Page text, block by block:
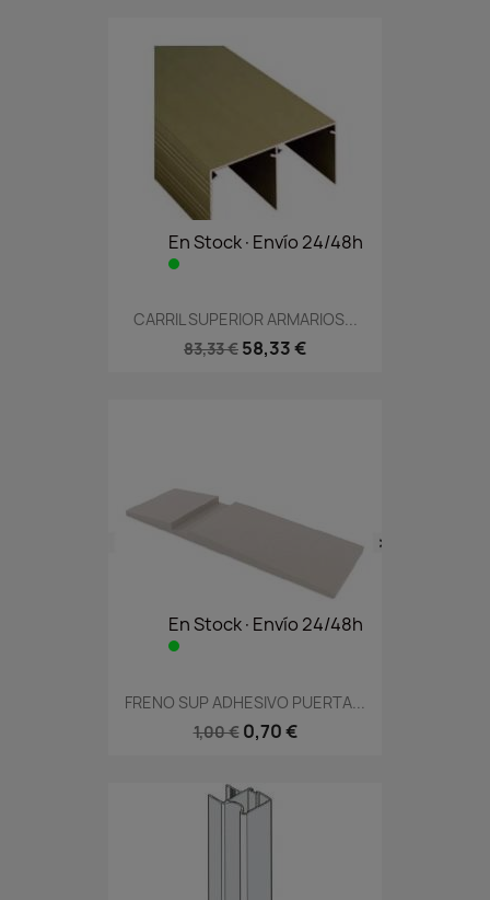
En Stock·Envío 24/48h
CARRIL SUPERIOR ARMARIOS...
83,33 € 58,33 €
En Stock·Envío 24/48h
FRENO SUP ADHESIVO PUERTA...
1,00 € 0,70 €